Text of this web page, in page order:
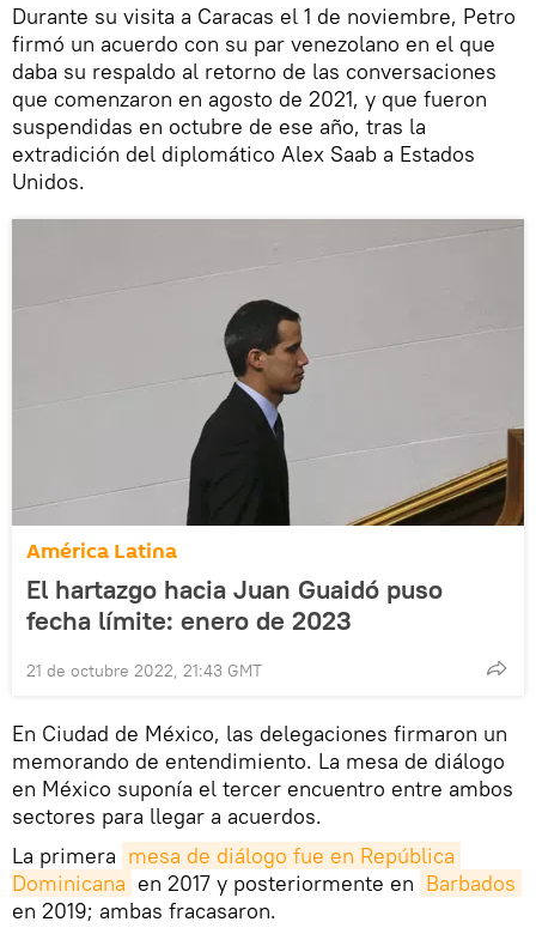
Durante su visita a Caracas el 1 de noviembre, Petro
firmó un acuerdo con su par venezolano en el que
daba su respaldo al retorno de las conversaciones
que comenzaron en agosto de 2021, y que fueron
suspendidas en octubre de ese año, tras la
extradición del diplomático Alex Saab a Estados
Unidos.
América Latina
El hartazgo hacia Juan Guaidó puso
fecha límite: enero de 2023
21 de octubre 2022, 21:43 GMT
En Ciudad de México, las delegaciones firmaron un
memorando de entendimiento. La mesa de diálogo
en México suponía el tercer encuentro entre ambos
sectores para llegar a acuerdos.
La primera mesa de diálogo fue en República
Dominicana en 2017 y posteriormente en Barbados
en 2019; ambas fracasaron.